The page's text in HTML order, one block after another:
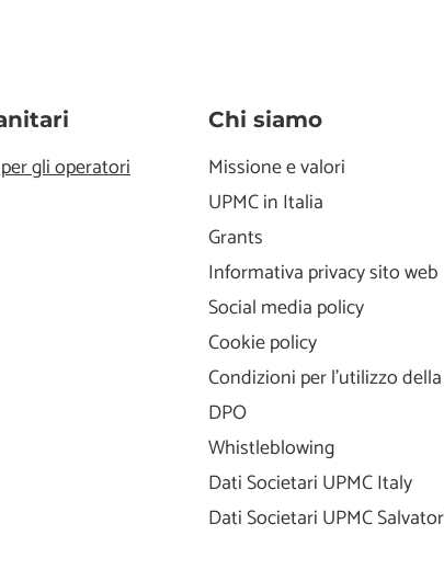
gli operatori
Chi siamo
Missione e valori
UPMC in Italia
Grants
Informativa privacy sito web
Social media policy
Cookie policy
Condizioni per l'utilizzo
DPO
Whistleblowing
Dati Societari UPMC Italy
Dati Societari UPMC